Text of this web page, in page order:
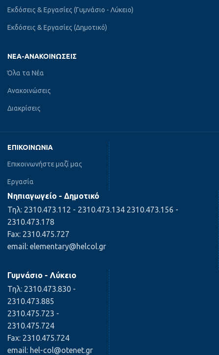
Εκδόσεις & Εργασίες (Γυμνάσιο - Λύκειο)
Εκδόσεις & Εργασίες (Δημοτικό)
ΝΈΑ-ΑΝΑΚΟΙΝΏΣΕΙΣ
Όλα τα Νέα
Ανακοινώσεις
Διακρίσεις
ΕΠΙΚΟΙΝΩΝΊΑ
Επικοινωνήστε μαζί μας
Εργασία
Νηπιαγωγείο - Δημοτικό
Τηλ: 2310.473.112 - 2310.473.134 2310.473.156 -
2310.473.178
Fax: 2310.475.727
email: elementary@helcol.gr
Γυμνάσιο - Λύκειο
Τηλ: 2310.473.830 -
2310.473.885
2310.475.723 -
2310.475.724
Fax: 2310.475.724
email: hel-col@otenet.gr